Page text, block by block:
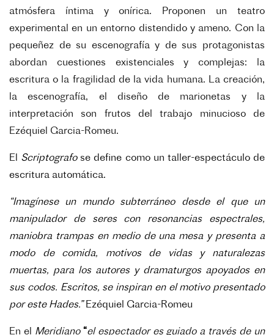
atmósfera íntima y onírica. Proponen un teatro
experimental en un entorno distendido y ameno. Con la
pequeñez de su escenografía y de sus protagonistas
abordan cuestiones existenciales y complejas: la
escritura o la fragilidad de la vida humana. La creación,
la escenografía, el diseño de marionetas y la
interpretación son frutos del trabajo minucioso de
Ezéquiel Garcia-Romeu.
El Scriptografose define como un taller-espectáculo de
escritura automática.
“Imagínese un mundo subterráneo desde el que un
manipulador de seres con resonancias espectrales,
maniobra trampas en medio de una mesa y presenta a
modo de comida, motivos de vidas y naturalezas
muertas, para los autores y dramaturgos apoyados en
sus codos. Escritos, se inspiran en el motivo presentado
por este Hades.” Ezéquiel Garcia-Romeu
En el Meridiano“el espectador es guiado a través de un